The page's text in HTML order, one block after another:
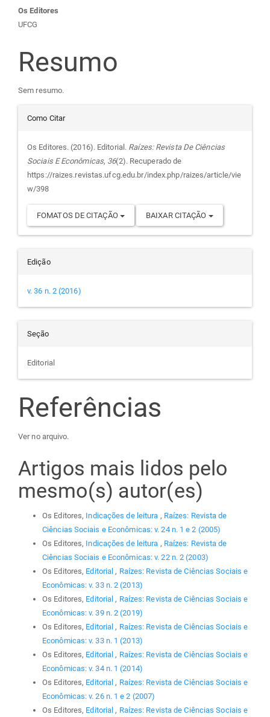
Conteúdo
do
artigo
principal
Os Editores
UFCG
Resumo
Sem resumo.
Detalhes
do
artigo
Como Citar
Os Editores. (2016). Editorial. Raízes: Revista De Ciências
Sociais E Econômicas, 36(2). Recuperado de
https://raizes.revistas.ufcg.edu.br/index.php/raizes/article/vie
w/398
FOMATOS DE CITAÇÃO BAIXAR CITAÇÃO
Edição
v. 36 n. 2 (2016)
Seção
Editorial
Referências
Ver no arquivo.
Artigos mais lidos pelo
mesmo(s) autor(es)
Os Editores, Indicações de leitura , Raízes: Revista de
Ciências Sociais e Econômicas: v. 24 n. 1 e 2 (2005)
Os Editores, Indicações de leitura , Raízes: Revista de
Ciências Sociais e Econômicas: v. 22 n. 2 (2003)
Os Editores, Editorial, Raízes: Revista de Ciências Sociais e
Econômicas: v. 33 n. 2 (2013)
Os Editores, Editorial, Raízes: Revista de Ciências Sociais e
Econômicas: v. 39 n. 2 (2019)
Os Editores, Editorial, Raízes: Revista de Ciências Sociais e
Econômicas: v. 33 n. 1 (2013)
Os Editores, Editorial, Raízes: Revista de Ciências Sociais e
Econômicas: v. 34 n. 1 (2014)
Os Editores, Editorial, Raízes: Revista de Ciências Sociais e
Econômicas: v. 26 n. 1 e 2 (2007)
Os Editores, Editorial, Raízes: Revista de Ciências Sociais e